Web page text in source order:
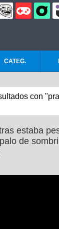
CATEG.
con
estaba
de